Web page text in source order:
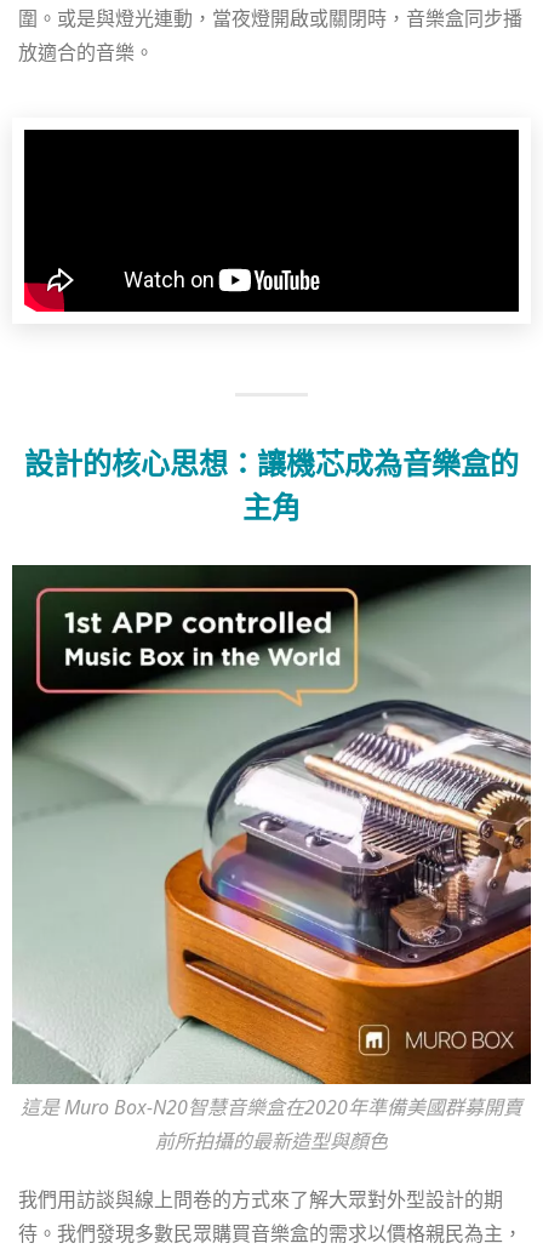
圍。或是與燈光連動，當夜燈開啟或關閉時，音樂盒同步播
放適合的音樂。
設計的核心思想：讓機芯成為音樂盒的
主角
我們用訪談與線上問卷的方式來了解大眾對外型設計的期
待。我們發現多數民眾購買音樂盒的需求以價格親民為主，
這是 Muro Box-N20智慧音樂盒在2020年準備美國群募開賣
前所拍攝的最新造型與顏色